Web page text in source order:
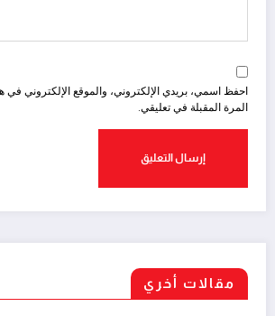
احفظ اسمي، بريدي الإلكتروني، والموقع الإلكتروني في
المرة المقبلة في تعليقي.
مقالات أخري